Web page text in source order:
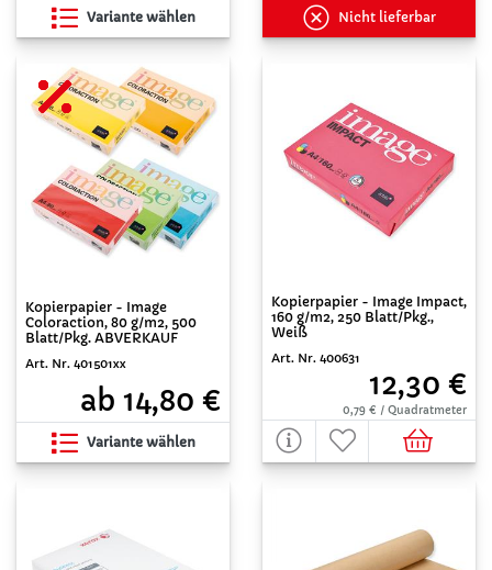
Variante wählen Nicht lieferbar
Kopierpapier - Image
Coloraction, 80 g/m2, 500
Blatt/Pkg. ABVERKAUF
Art. Nr. 401501xx
ab 14,80 €
Variante wählen
Kopierpapier - Image Impact,
160 g/m2, 250 Blatt/Pkg.,
Weiß
Art. Nr. 400631
12,30 €
0,79 € / Quadratmeter